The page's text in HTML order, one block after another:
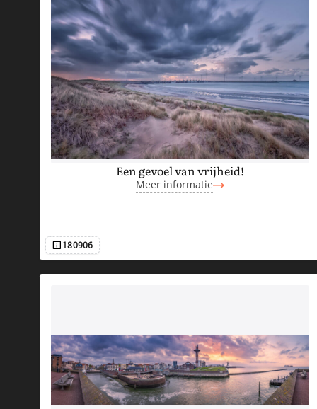
L
L
V
U
U
T
O
E
N
Een gevoel van vrijheid!
Meer informatie
Afbeeldingsnummer
180906